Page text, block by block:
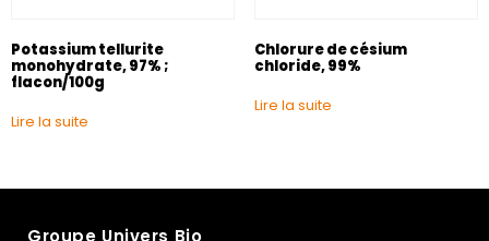
Potassium tellurite
monohydrate, 97% ;
flacon/100g
Lire la suite
Chlorure de césium
chloride, 99%
Lire la suite
Groupe Univers Bio